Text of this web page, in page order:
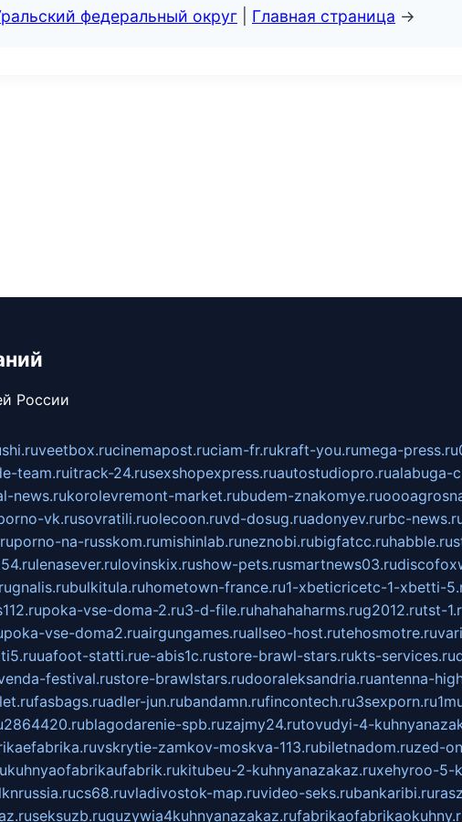
федеральный округ Главная страница →
России
veetbox.rucinemapost.ruciam-fr.rukraft-you.rumega-press.ru
team.ruitrack-24.rusexshopexpress.ruautostudiopro.rualabuga-
news.rukorolevremont-market.rubudem-znakomye.ru
vk.rusovratili.ruolecoon.ruvd-dosug.ruadonyev.rurbc-
porno-na-russkom.rumishinlab.runeznobi.rubigfatcc.ruhabble.ru
lenasever.rulovinskix.rushow-pets.rusmartnews03.ru
gnalis.rubulkitula.ruhometown-france.ru1-xbeticricetc-1-xbetti-
poka-vse-doma-2.ru3-d-file.ruhahahaharms.rug2012.rutst-
poka-vse-doma2.ruairgungames.ruallseo-host.rutehosmotre.ru
uafoot-statti.rue-abis1c.rustore-brawl-stars.rukts-services.ru
festival.rustore-brawlstars.rudooraleksandria.ruantenna-
fasbags.ruadler-jun.rubandamn.rufincontech.ru3sexporn.ru
2864420.rublagodarenie-spb.ruzajmy24.rutovudyi-4-
vskrytie-zamkov-moskva-113.rubiletnadom.ruzed-
kuhnyaofabrikaufabrik.rukitubeu-2-kuhnyanazakaz.ruxehyroo-5-
cs68.ruvladivostok-map.ruvideo-seks.rubankaribi.ru
seksuzb.ruguzywia4kuhnyanazakaz.ru